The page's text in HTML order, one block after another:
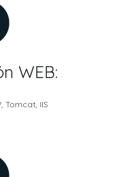
WEB:
Tomcat, IIS